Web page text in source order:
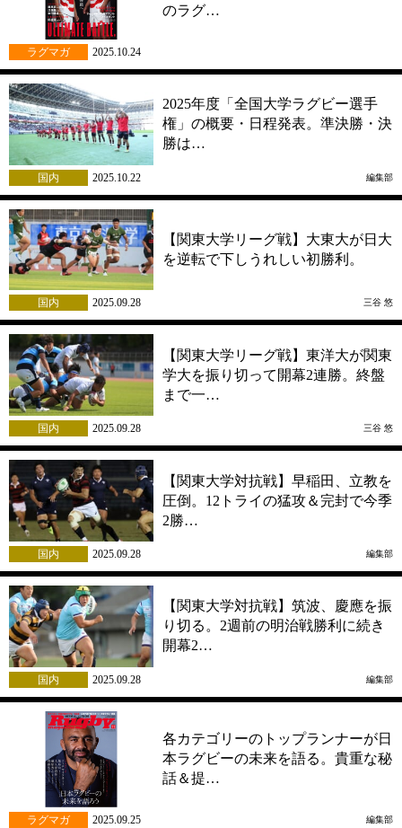
のラグ…
ラグマガ 2025.10.24
2025年度「全国大学ラグビー選手
権」の概要・日程発表。準決勝・決
勝は…
国内 2025.10.22 編集部
【関東大学リーグ戦】大東大が日大
を逆転で下しうれしい初勝利。
国内 2025.09.28 三谷 悠
【関東大学リーグ戦】東洋大が関東
学大を振り切って開幕2連勝。終盤
まで一…
国内 2025.09.28 三谷 悠
【関東大学対抗戦】早稲田、立教を
圧倒。12トライの猛攻＆完封で今季
2勝…
国内 2025.09.28 編集部
【関東大学対抗戦】筑波、慶應を振
り切る。2週前の明治戦勝利に続き
開幕2…
国内 2025.09.28 編集部
各カテゴリーのトップランナーが日
本ラグビーの未来を語る。貴重な秘
話＆提…
ラグマガ 2025.09.25 編集部